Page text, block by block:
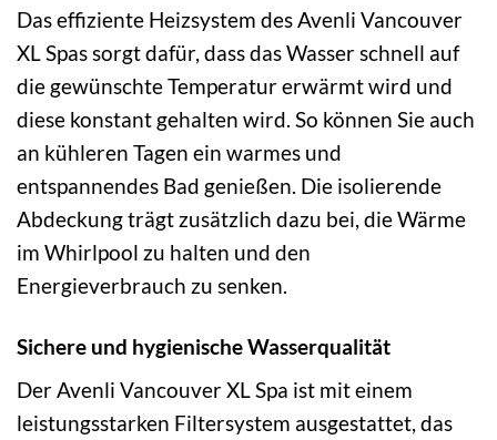
Das effiziente Heizsystem des Avenli Vancouver
XL Spas sorgt dafür, dass das Wasser schnell auf
die gewünschte Temperatur erwärmt wird und
diese konstant gehalten wird. So können Sie auch
an kühleren Tagen ein warmes und
entspannendes Bad genießen. Die isolierende
Abdeckung trägt zusätzlich dazu bei, die Wärme
im Whirlpool zu halten und den
Energieverbrauch zu senken.
Sichere und hygienische Wasserqualität
Der Avenli Vancouver XL Spa ist mit einem
leistungsstarken Filtersystem ausgestattet, das